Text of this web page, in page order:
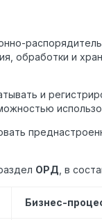
обработки и
и
ОРД , в
Бизнес-